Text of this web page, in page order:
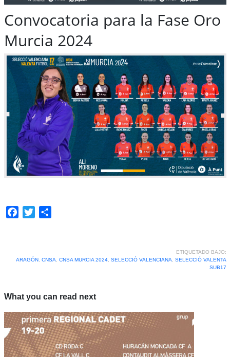
Convocatoria para la Fase Oro
Murcia 2024
Facebook
Twitter
ETIQUETADO BAJO:
ARAGÓN, CNSA, CNSA MURCIA 2024, SELECCIÓ VALENCIANA, SELECCIÓ VALENTA
SUB17
What you can read next